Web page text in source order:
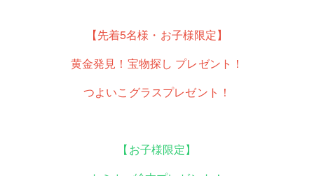
【先着5名様・お子様限定】
黄金発見！宝物探し プレゼント！
つよいこグラスプレゼント！
【お子様限定】